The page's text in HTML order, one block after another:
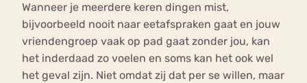
Wanneer je meerdere keren dingen mist,
bijvoorbeeld nooit naar eetafspraken gaat en jouw
vriendengroep vaak op pad gaat zonder jou, kan
het inderdaad zo voelen en soms kan het ook wel
het geval zijn. Niet omdat zij dat per se willen, maar